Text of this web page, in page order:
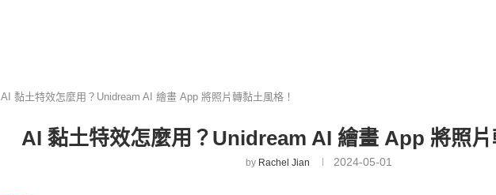
AI 黏土特效怎麼用？Unidream AI 繪畫 App 將照片轉黏土風格！
AI 黏土特效怎麼用？Unidream AI 繪畫 App 將照
by Rachel Jian 2024-05-01